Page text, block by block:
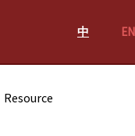
中 EN
Resource